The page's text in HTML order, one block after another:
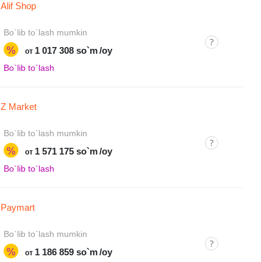
Alif Shop
Bo`lib to`lash mumkin
% от 1 017 308 so`m /oy
Bo`lib to`lash
Z Market
Bo`lib to`lash mumkin
% от 1 571 175 so`m /oy
Bo`lib to`lash
Paymart
Bo`lib to`lash mumkin
% от 1 186 859 so`m /oy